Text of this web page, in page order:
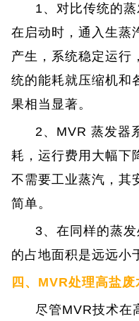
1、对比传统的
在启动时，通入生蒸
产生，系统稳定运行
统的能耗就压缩机和
果相当显著。
2、MVR 蒸发器
耗，运行费用大幅下
不需要工业蒸汽，其
简单。
3、在同样的蒸
的占地面积是远远小
四、MVR处理高盐
尽管MVR技术在